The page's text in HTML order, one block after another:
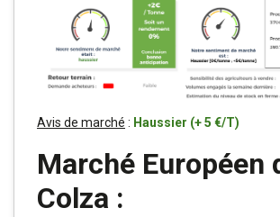
Avis de marché : Haussier (+ 5 €/T)
Marché Européen
Colza :